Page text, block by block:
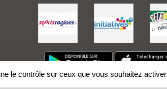
le contrôle sur ceux que vous souhaitez activer